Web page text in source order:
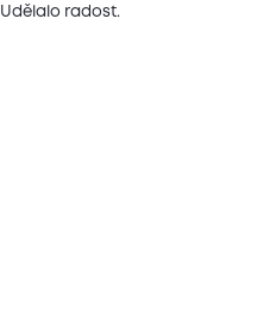
radost.